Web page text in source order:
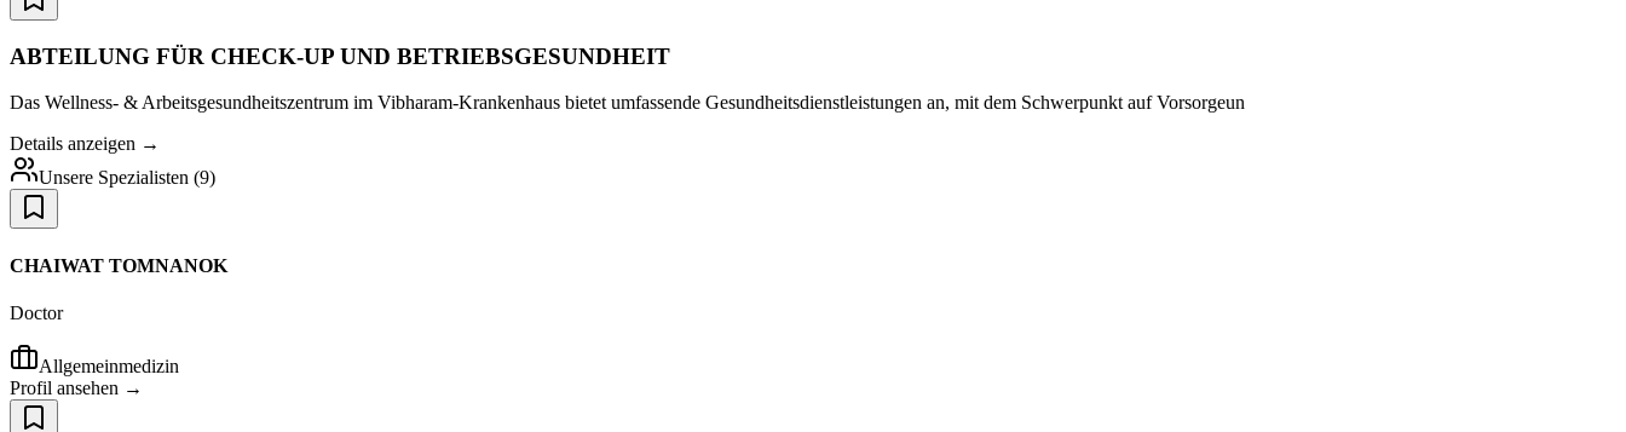
ABTEILUNG FÜR CHECK-UP UND BETRIEBSGESUNDHEIT​​​​​​​
Das Wellness- & Arbeitsgesundheitszentrum im Vibharam-Krankenhaus bietet umfassende Gesundheitsdienstleistungen an, mit dem Schwerpunkt auf Vorsorgeun
Details anzeigen →
Unsere Spezialisten (9)
CHAIWAT TOMNANOK
Doctor
Allgemeinmedizin
Profil ansehen →